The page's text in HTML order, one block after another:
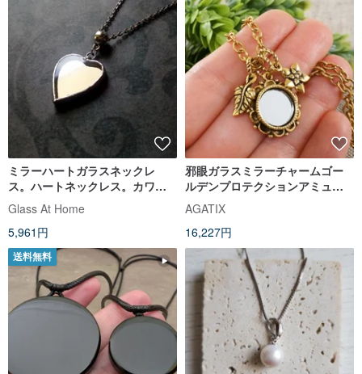
ミラーハートガラスネックレ
ス。ハートネックレス。カワイ
イペンダント。錫はんだ付けミ
ラー
Glass At Home
5,961円
邪眼ガラスミラーチャームゴー
ルデンプロテクションアミュレ
ットペンダントネックレスジュ
エリー
AGATIX
16,227円
送料無料